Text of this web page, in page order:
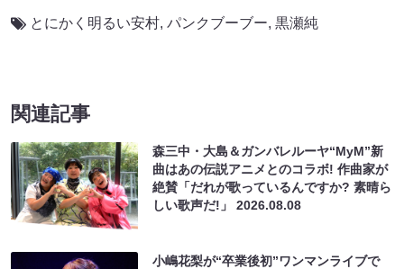
とにかく明るい安村, パンクブーブー, 黒瀬純
関連記事
森三中・大島＆ガンバレルーヤ“MyM”新
曲はあの伝説アニメとのコラボ! 作曲家が
絶賛「だれが歌っているんですか? 素晴ら
しい歌声だ!」2026.08.08
小嶋花梨が“卒業後初”ワンマンライブで